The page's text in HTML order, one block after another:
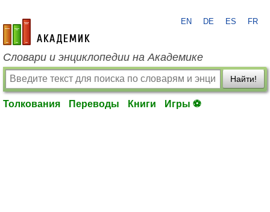
academic.ru
EN DE ES FR
Словари и энциклопедии на Академике
Найти!
Толкования Переводы Книги Игры ⚽